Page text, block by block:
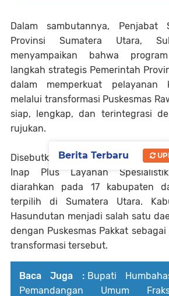
Dalam sambutannya, Penjabat
Provinsi Sumatera Utara,
menyampaikan bahwa
langkah strategis Pemerintah
dalam memperkuat pelayanan
melalui transformasi Puskesmas
siap, lengkap, dan terintegrasi
rujukan.
Disebutkan, program Transformasi
Inap Plus Layanan
diarahkan pada 17 kabupaten
terpilih di Sumatera Utara.
Hasundutan menjadi salah satu
dengan Puskesmas Pakkat
transformasi tersebut.
Baca Juga : Bupati
Pemandangan Umum
Berita Terbaru